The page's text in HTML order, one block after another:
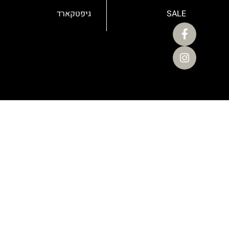
SALE גיפטקארד